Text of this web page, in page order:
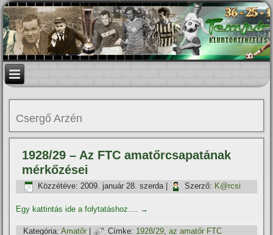
Csergő Arzén
1928/29 – Az FTC amatőrcsapatának
mérkőzései
Közzétéve: 2009. január 28. szerda| Szerző: K@rcsi
Egy kattintás ide a folytatáshoz.... →
Kategória: Amatőr | Címke: 1928/29,az amatőr FTC